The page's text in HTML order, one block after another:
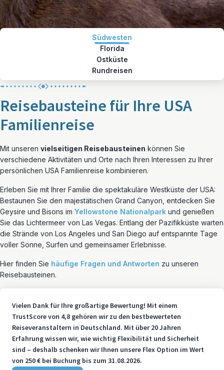
Südwesten
Florida
Ostküste
Rundreisen
Reisebausteine für Ihre USA
Familienreise
Mit unseren vielseitigen Reisebausteinen können Sie
verschiedene Aktivitäten und Orte nach Ihren Interessen zu Ihrer
persönlichen USA Familienreise kombinieren.
Erleben Sie mit Ihrer Familie die spektakuläre Westküste der USA:
Bestaunen Sie den majestätischen Grand Canyon, entdecken Sie
Geysire und Bisons im Yellowstone Nationalpark und genießen
Sie das Lichtermeer von Las Vegas. Entlang der Pazifikküste warten
die Strände von Los Angeles und San Diego auf entspannte Tage
voller Sonne, Surfen und gemeinsamer Erlebnisse.
Hier finden Sie häufige Fragen und Antworten zu unseren
Reisebausteinen.
Vielen Dank für Ihre großartige Bewertung! Mit einem
TrustScore von 4,8 gehören wir zu den bestbewerteten
Reiseveranstaltern in Deutschland. Mit über 20 Jahren
Erfahrung wissen wir, wie wichtig Flexibilität und Sicherheit
sind – deshalb schenken wir Ihnen unsere Flex Option im Wert
von 250 € bei Buchung bis zum 31.08.2026.